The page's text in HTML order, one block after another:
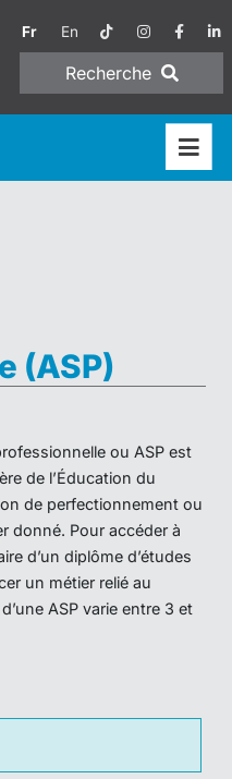
Fr En
Recherche
(ASP)
ou ASP est
de l’Éducation du
de perfectionnement ou
donné. Pour accéder à
d’un diplôme d’études
un métier relié au
ASP varie entre 3 et